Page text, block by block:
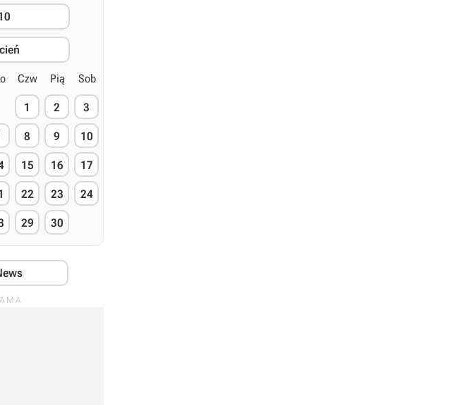
Czw Pią Sob
1 2 3
8 9 10
15 16 17
22 23 24
29 30